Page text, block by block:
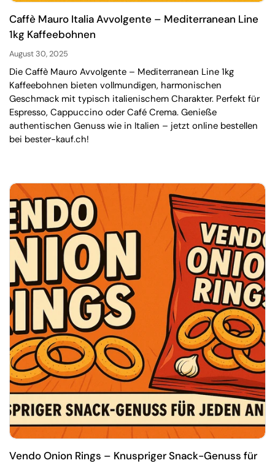
Caffè Mauro Italia Avvolgente – Mediterranean Line
1kg Kaffeebohnen
August 30, 2025
Die Caffè Mauro Avvolgente – Mediterranean Line 1kg
Kaffeebohnen bieten vollmundigen, harmonischen
Geschmack mit typisch italienischem Charakter. Perfekt für
Espresso, Cappuccino oder Café Crema. Genieße
authentischen Genuss wie in Italien – jetzt online bestellen
bei bester-kauf.ch!
Vendo Onion Rings – Knuspriger Snack-Genuss für